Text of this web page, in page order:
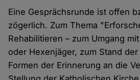
Eine Gesprächsrunde ist offen
zögerlich. Zum Thema
Rehabilitieren – zum Umgang
oder Hexenjäger, zum Stand
Formen der Erinnerung an die